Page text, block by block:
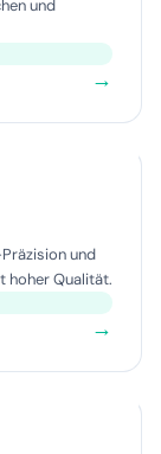
und
→
und
hoher Qualität.
→